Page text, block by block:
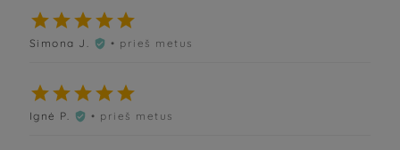

Simona J.  • prieš metus

Ignė P.  • prieš metus